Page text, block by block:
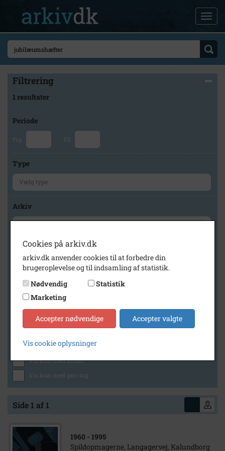
Filtrering
1 resultater
Periode
Fra Til
Type
Arkiv
Geografi
Generelt
Vis kun med billeder
Vis kun med lydklip
Vis kun med kilder
Vis kun med geo-tag
Side 1 af 1
1960 - 1995
Spildopmagerne, Langagervej, Kalundborg
Cookies på arkiv.dk
arkiv.dk anvender cookies til at forbedre din
brugeroplevelse og til indsamling af statistik.
Nødvendig
Statistik
Marketing
Accepter nødvendige Accepter valgte
Vis cookie oplysninger